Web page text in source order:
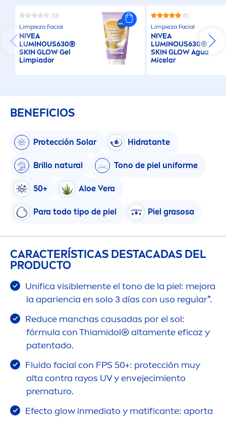
(0)
Limpieza Facial
NIVEA
LUMINOUS630®
SKINGLOW Gel
Limpiador
(1)
Limpieza Facial
NIVEA
LUMINOUS630®
SKINGLOW Agua
Micelar
BENEFICIOS
Protección Solar Hidratante
Brillo natural Tono de piel uniforme
50+ Aloe Vera
Para todo tipo de piel Piel grasosa
CARACTERÍSTICAS DESTACADAS DEL
PRODUCTO
Unifica visiblemente el tono de la piel: mejora
la apariencia en solo 3 días con uso regular*.
Reduce manchas causadas por el sol:
fórmula con Thiamidol® altamente eficaz y
patentado.
Fluido facial con FPS 50+: protección muy
alta contra rayos UV y envejecimiento
prematuro.
Efecto glow inmediato y matificante: aporta